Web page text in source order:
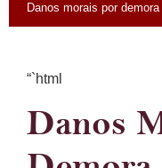
Danos morais por
“`html
Danos